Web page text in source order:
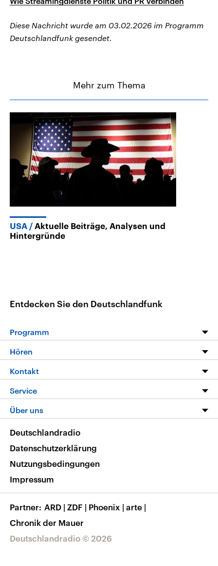
Diese Nachricht wurde am 03.02.2026 im Programm
Deutschlandfunk gesendet.
Mehr zum Thema
USA
Aktuelle Beiträge, Analysen und
Hintergründe
Entdecken Sie den Deutschlandfunk
Programm
Programm
Die Nachrichten
Nachrichtenleicht
Neue Beiträge auf dlf.de
Hören
Livestream
Podcasts
Deutschlandfunk App
Nachrichten App
Frequenzen
Kontakt
Hörerservice
Service
FAQ
Veranstaltungen
Musikliste
RSS
Über uns
Barrierefreiheit
Deutschlandradio © 2026
Deutschlandradio
Datenschutzerklärung
Nutzungsbedingungen
Impressum
Partner ARD | ZDF | Phoenix | arte |
Chronik der Mauer